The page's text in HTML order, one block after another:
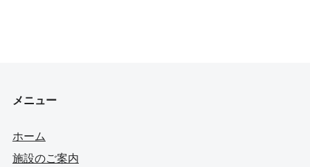
メニュー
ホーム
施設のご案内